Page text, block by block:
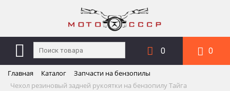
0 0
Главная Каталог
Запчасти на бензопилы
Чехол резиновый задней рукоятки на бензопилу Тайга